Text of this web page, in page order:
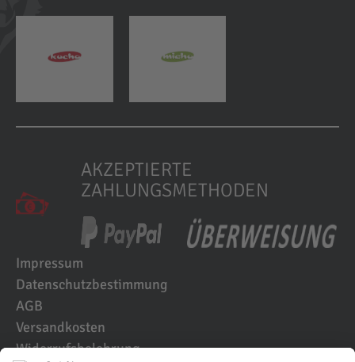
AKZEPTIERTE
ZAHLUNGSMETHODEN
Impressum
Datenschutzbestimmung
AGB
Versandkosten
Widerrufsbelehrung